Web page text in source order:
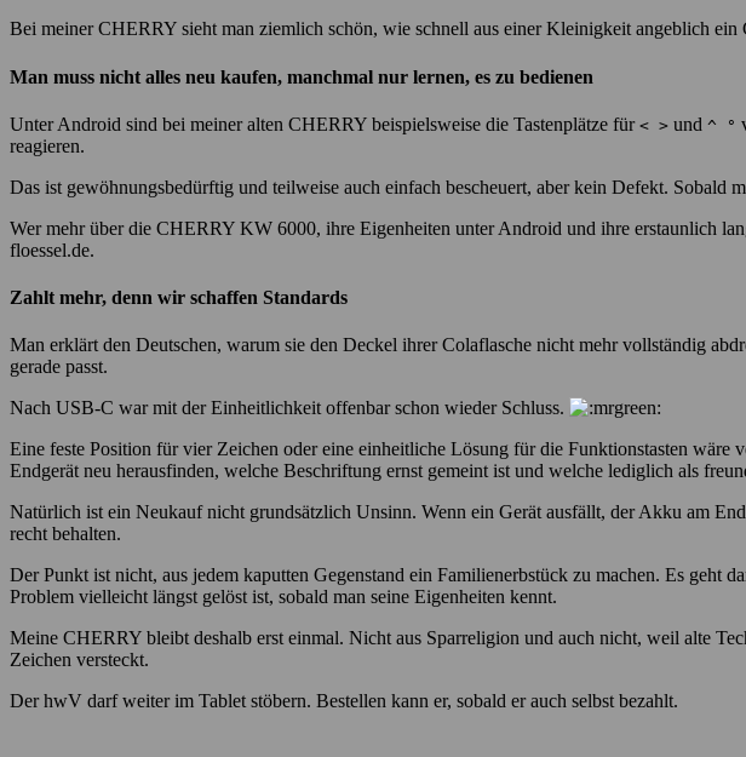
Bei meiner CHERRY sieht man ziemlich schön, wie schnell aus einer Kleinigkeit angeblich ein
Man muss nicht alles neu kaufen, manchmal nur lernen, es zu bedienen
Unter Android sind bei meiner alten CHERRY beispielsweise die Tastenplätze für < > und ^ °
reagieren.
Das ist gewöhnungsbedürftig und teilweise auch einfach bescheuert, aber kein Defekt. Sobald
Wer mehr über die CHERRY KW 6000, ihre Eigenheiten unter Android und ihre erstaunlich
floessel.de.
Zahlt mehr, denn wir schaffen Standards
Man erklärt den Deutschen, warum sie den Deckel ihrer Colaflasche nicht mehr vollständig
gerade passt.
Nach USB-C war mit der Einheitlichkeit offenbar schon wieder Schluss.
Eine feste Position für vier Zeichen oder eine einheitliche Lösung für die Funktionstasten
Endgerät neu herausfinden, welche Beschriftung ernst gemeint ist und welche lediglich als
Natürlich ist ein Neukauf nicht grundsätzlich Unsinn. Wenn ein Gerät ausfällt, der Akku am
recht behalten.
Der Punkt ist nicht, aus jedem kaputten Gegenstand ein Familienerbstück zu machen. Es geht
Problem vielleicht längst gelöst ist, sobald man seine Eigenheiten kennt.
Meine CHERRY bleibt deshalb erst einmal. Nicht aus Sparreligion und auch nicht, weil alte
Zeichen versteckt.
Der hwV darf weiter im Tablet stöbern. Bestellen kann er, sobald er auch selbst bezahlt.